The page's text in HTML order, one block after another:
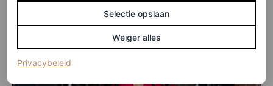
Selectie opslaan
Weiger alles
Privacybeleid